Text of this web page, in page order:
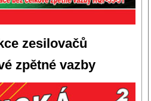
zesilovačů
zpětné vazby